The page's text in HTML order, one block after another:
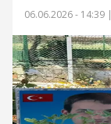
06.06.2026 - 14:39 |